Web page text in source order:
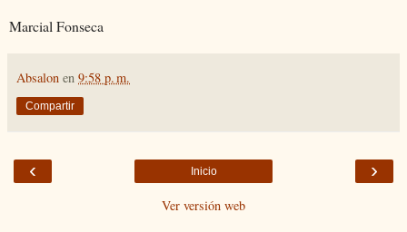
Marcial Fonseca
Absalon en 9:58 p. m.
Compartir
‹ ›
Inicio
Ver versión web